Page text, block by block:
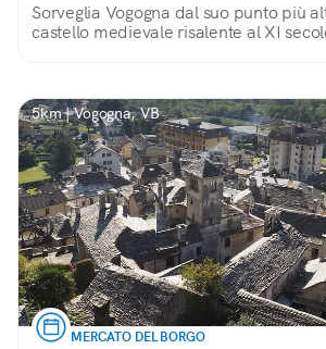
Sorveglia Vogogna dal suo punto più
castello medievale risalente al XI
5km | Vogogna, VB
MERCATO DEL BORGO